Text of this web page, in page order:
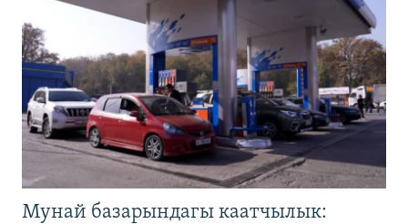
Мунай базарындагы каатчылык: